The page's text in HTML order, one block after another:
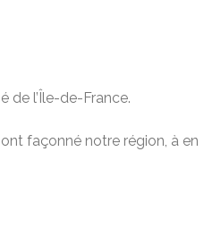
de l’Île-de-France.
façonné notre région, à en